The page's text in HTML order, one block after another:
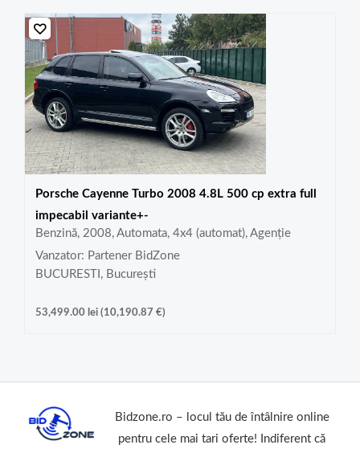
Porsche Cayenne Turbo 2008 4.8L 500 cp extra full
impecabil variante+-
Benzină, 2008, Automata, 4x4 (automat), Agenție
Vanzator: Partener BidZone
BUCURESTI, București
53,499.00 lei(10,190.87 €)
Bidzone.ro – locul tău de întâlnire online
pentru cele mai tari oferte! Indiferent că